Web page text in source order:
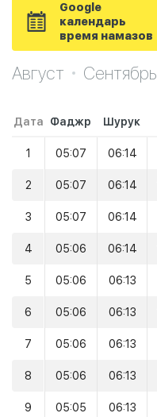
Google
календарь
время намазов
Август Сентябрь
Дата Фаджр Шурук
1 05:07 06:14
2 05:07 06:14
3 05:07 06:14
4 05:06 06:14
5 05:06 06:13
6 05:06 06:13
7 05:06 06:13
8 05:06 06:13
9 05:05 06:13